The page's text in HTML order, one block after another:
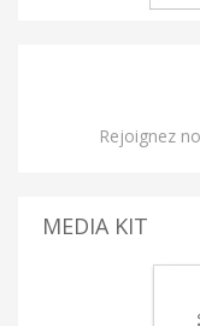
Rejoignez
MEDIA KIT